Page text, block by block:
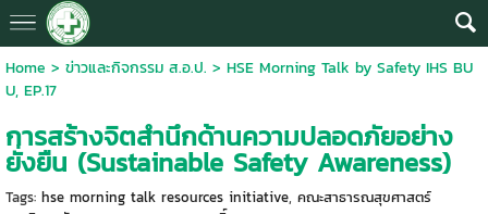
Home > ข่าวและกิจกรรม ส.อ.ป. > HSE Morning Talk by Safety IHS BU
U, EP.17
การสร้างจิตสำนึกด้านความปลอดภัยอย่าง
ยั่งยืน (Sustainable Safety Awareness)
Tags: hse morning talk resources initiative, คณะสาธารณสุขศาสตร์